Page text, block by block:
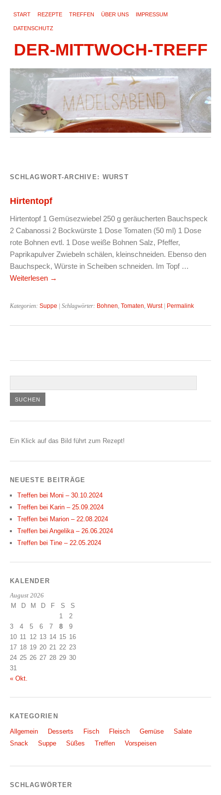
START REZEPTE TREFFEN ÜBER UNS IMPRESSUM
DATENSCHUTZ
DER-MITTWOCH-TREFF
SCHLAGWORT-ARCHIVE: WURST
Hirtentopf
Hirtentopf 1 Gemüsezwiebel 250 g geräucherten Bauchspeck
2 Cabanossi 2 Bockwürste 1 Dose Tomaten (50 ml) 1 Dose
rote Bohnen evtl. 1 Dose weiße Bohnen Salz, Pfeffer,
Paprikapulver Zwiebeln schälen, kleinschneiden. Ebenso den
Bauchspeck, Würste in Scheiben schneiden. Im Topf …
Weiterlesen →
Kategorien: Suppe | Schlagwörter: Bohnen Tomaten Wurst| Permalink
Ein Klick auf das Bild führt zum Rezept!
NEUESTE BEITRÄGE
Treffen bei Moni – 30.10.2024
Treffen bei Karin – 25.09.2024
Treffen bei Marion – 22.08.2024
Treffen bei Angelika – 26.06.2024
Treffen bei Tine – 22.05.2024
KALENDER
August 2026
M D M D F S
S
1
2
3
4 5 6 7 8
9
10 11 12 13 14 15 16
17 18 19 20 21 22 23
24 25 26 27 28 29 30
31
« Okt.
KATEGORIEN
Allgemein Desserts Fisch Fleisch Gemüse
Salate
Snack
Suppe Süßes Treffen Vorspeisen
SCHLAGWÖRTER